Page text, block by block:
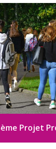
Aux
dans les